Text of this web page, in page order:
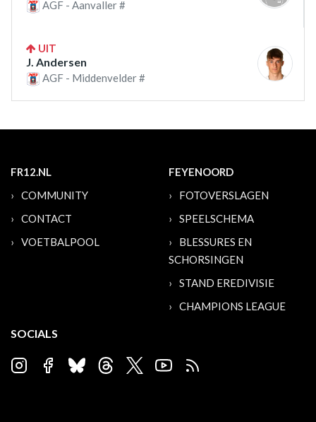
AGF - Aanvaller #
UIT
J. Andersen
AGF - Middenvelder #
FR12.NL
COMMUNITY
CONTACT
VOETBALPOOL
FEYENOORD
FOTOVERSLAGEN
SPEELSCHEMA
BLESSURES EN
SCHORSINGEN
STAND EREDIVISIE
CHAMPIONS LEAGUE
SOCIALS